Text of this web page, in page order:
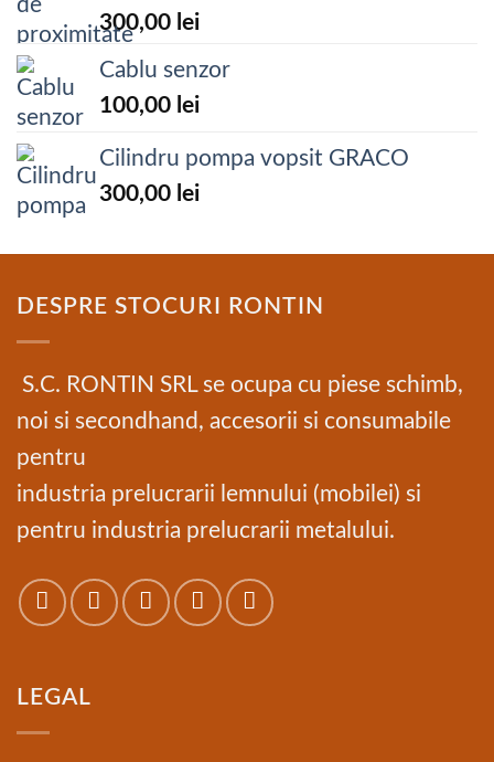
300,00 lei
Cablu senzor
100,00 lei
Cilindru pompa vopsit GRACO
300,00 lei
DESPRE STOCURI RONTIN
S.C. RONTIN SRL se ocupa cu piese schimb,
noi si secondhand, accesorii si consumabile
pentru
industria prelucrarii lemnului (mobilei) si
pentru industria prelucrarii metalului.
LEGAL